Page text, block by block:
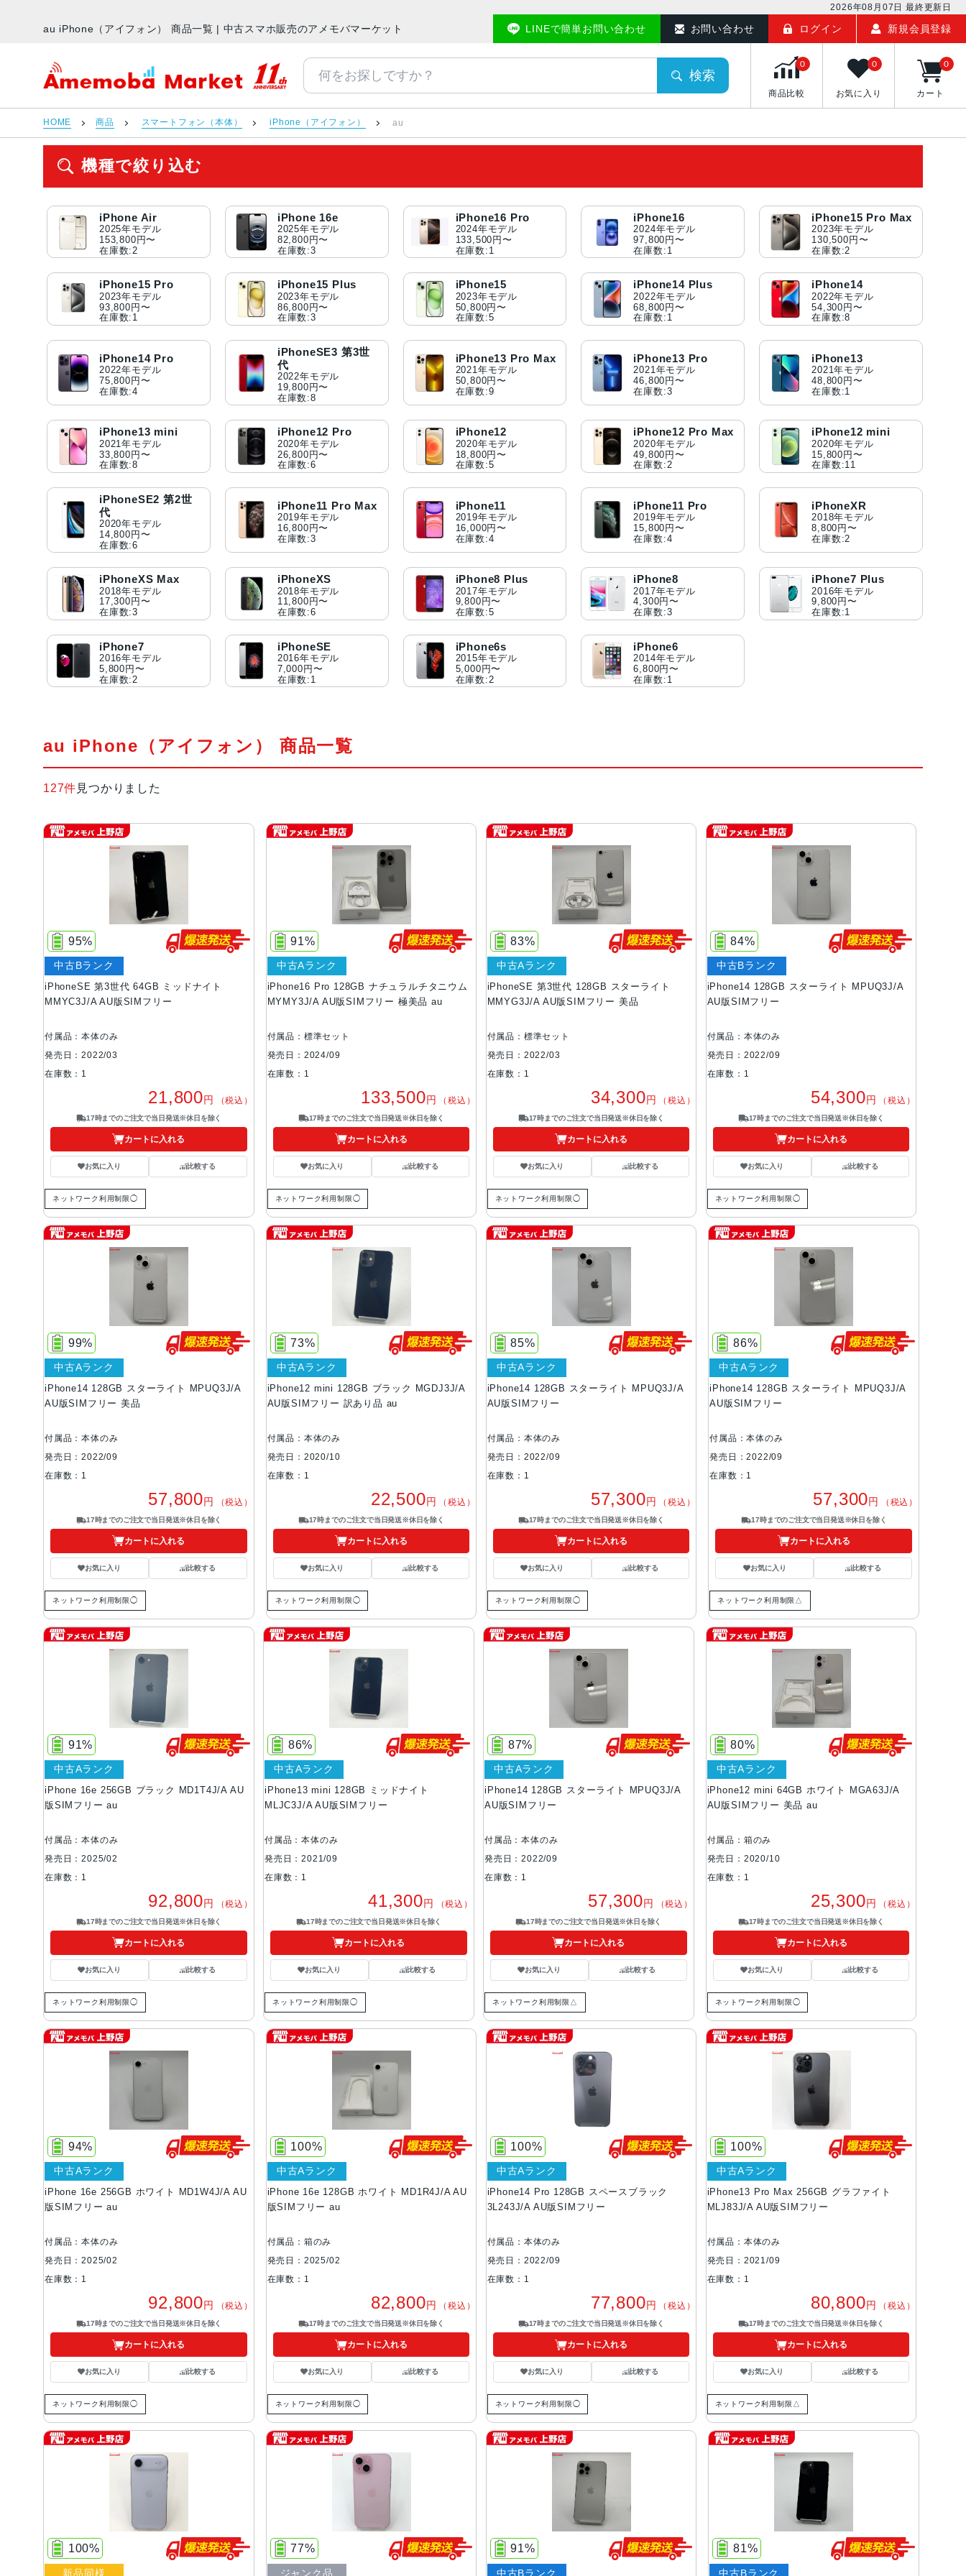
2026年08月07日 最終更新日
au iPhone（アイフォン） 商品一覧 | 中古スマホ販売のアメモバマーケット LINEで簡単お問い合わせ お問い合わせ ログイン 新規会員登録
アメモバマーケット
検索
商品比較
0
お気に入り
0
カート
0
HOME 商品 スマートフォン（本体） iPhone（アイフォン） au
機種で絞り込む
iPhone Air
2025年モデル
153,800円〜
在庫数:2
iPhone 16e
2025年モデル
82,800円〜
在庫数:3
iPhone16 Pro
2024年モデル
133,500円〜
在庫数:1
iPhone16
2024年モデル
97,800円〜
在庫数:1
iPhone15 Pro Max
2023年モデル
130,500円〜
在庫数:2
iPhone15 Pro
2023年モデル
93,800円〜
在庫数:1
iPhone15 Plus
2023年モデル
86,800円〜
在庫数:3
iPhone15
2023年モデル
50,800円〜
在庫数:5
iPhone14 Plus
2022年モデル
68,800円〜
在庫数:1
iPhone14
2022年モデル
54,300円〜
在庫数:8
iPhone14 Pro
2022年モデル
75,800円〜
在庫数:4
iPhoneSE3 第3世
代
2022年モデル
19,800円〜
在庫数:8
iPhone13 Pro Max
2021年モデル
50,800円〜
在庫数:9
iPhone13 Pro
2021年モデル
46,800円〜
在庫数:3
iPhone13
2021年モデル
48,800円〜
在庫数:1
iPhone13 mini
2021年モデル
33,800円〜
在庫数:8
iPhone12 Pro
2020年モデル
26,800円〜
在庫数:6
iPhone12
2020年モデル
18,800円〜
在庫数:5
iPhone12 Pro Max
2020年モデル
49,800円〜
在庫数:2
iPhone12 mini
2020年モデル
15,800円〜
在庫数:11
iPhoneSE2 第2世
代
2020年モデル
14,800円〜
在庫数:6
iPhone11 Pro Max
2019年モデル
16,800円〜
在庫数:3
iPhone11
2019年モデル
16,000円〜
在庫数:4
iPhone11 Pro
2019年モデル
15,800円〜
在庫数:4
iPhoneXR
2018年モデル
8,800円〜
在庫数:2
iPhoneXS Max
2018年モデル
17,300円〜
在庫数:3
iPhoneXS
2018年モデル
11,800円〜
在庫数:6
iPhone8 Plus
2017年モデル
9,800円〜
在庫数:5
iPhone8
2017年モデル
4,300円〜
在庫数:3
iPhone7 Plus
2016年モデル
9,800円〜
在庫数:1
iPhone7
2016年モデル
5,800円〜
在庫数:2
iPhoneSE
2016年モデル
7,000円〜
在庫数:1
iPhone6s
2015年モデル
5,000円〜
在庫数:2
iPhone6
2014年モデル
6,800円〜
在庫数:1
au iPhone（アイフォン） 商品一覧
127件 見つかりました
iPhoneSE 第3世代 64GB ミッドナイト
MMYC3J/A AU版SIMフリー
95%
中古Bランク
付属品：本体のみ
発売日：2022/03
在庫数：1
21,800円 （税込）
17時までのご注文で当日発送※休日を除く
カートに入れる
お気に入り 比較する
ネットワーク利用制限◯
iPhone16 Pro 128GB ナチュラルチタニウム
MYMY3J/A AU版SIMフリー 極美品 au
91%
中古Aランク
付属品：標準セット
発売日：2024/09
在庫数：1
133,500円 （税込）
17時までのご注文で当日発送※休日を除く
カートに入れる
お気に入り 比較する
ネットワーク利用制限◯
iPhoneSE 第3世代 128GB スターライト
MMYG3J/A AU版SIMフリー 美品
83%
中古Aランク
付属品：標準セット
発売日：2022/03
在庫数：1
34,300円 （税込）
17時までのご注文で当日発送※休日を除く
カートに入れる
お気に入り 比較する
ネットワーク利用制限◯
iPhone14 128GB スターライト MPUQ3J/A
AU版SIMフリー
84%
中古Bランク
付属品：本体のみ
発売日：2022/09
在庫数：1
54,300円 （税込）
17時までのご注文で当日発送※休日を除く
カートに入れる
お気に入り 比較する
ネットワーク利用制限◯
iPhone14 128GB スターライト MPUQ3J/A
AU版SIMフリー 美品
99%
中古Aランク
付属品：本体のみ
発売日：2022/09
在庫数：1
57,800円 （税込）
17時までのご注文で当日発送※休日を除く
カートに入れる
お気に入り 比較する
ネットワーク利用制限◯
iPhone12 mini 128GB ブラック MGDJ3J/A
AU版SIMフリー 訳あり品 au
73%
中古Aランク
付属品：本体のみ
発売日：2020/10
在庫数：1
22,500円 （税込）
17時までのご注文で当日発送※休日を除く
カートに入れる
お気に入り 比較する
ネットワーク利用制限◯
iPhone14 128GB スターライト MPUQ3J/A
AU版SIMフリー
85%
中古Aランク
付属品：本体のみ
発売日：2022/09
在庫数：1
57,300円 （税込）
17時までのご注文で当日発送※休日を除く
カートに入れる
お気に入り 比較する
ネットワーク利用制限◯
iPhone14 128GB スターライト MPUQ3J/A
AU版SIMフリー
86%
中古Aランク
付属品：本体のみ
発売日：2022/09
在庫数：1
57,300円 （税込）
17時までのご注文で当日発送※休日を除く
カートに入れる
お気に入り 比較する
ネットワーク利用制限△
iPhone 16e 256GB ブラック MD1T4J/A AU
版SIMフリー au
91%
中古Aランク
付属品：本体のみ
発売日：2025/02
在庫数：1
92,800円 （税込）
17時までのご注文で当日発送※休日を除く
カートに入れる
お気に入り 比較する
ネットワーク利用制限◯
iPhone13 mini 128GB ミッドナイト
MLJC3J/A AU版SIMフリー
86%
中古Aランク
付属品：本体のみ
発売日：2021/09
在庫数：1
41,300円 （税込）
17時までのご注文で当日発送※休日を除く
カートに入れる
お気に入り 比較する
ネットワーク利用制限◯
iPhone14 128GB スターライト MPUQ3J/A
AU版SIMフリー
87%
中古Aランク
付属品：本体のみ
発売日：2022/09
在庫数：1
57,300円 （税込）
17時までのご注文で当日発送※休日を除く
カートに入れる
お気に入り 比較する
ネットワーク利用制限△
iPhone12 mini 64GB ホワイト MGA63J/A
AU版SIMフリー 美品 au
80%
中古Aランク
付属品：箱のみ
発売日：2020/10
在庫数：1
25,300円 （税込）
17時までのご注文で当日発送※休日を除く
カートに入れる
お気に入り 比較する
ネットワーク利用制限◯
iPhone 16e 256GB ホワイト MD1W4J/A AU
版SIMフリー au
94%
中古Aランク
付属品：本体のみ
発売日：2025/02
在庫数：1
92,800円 （税込）
17時までのご注文で当日発送※休日を除く
カートに入れる
お気に入り 比較する
ネットワーク利用制限◯
iPhone 16e 128GB ホワイト MD1R4J/A AU
版SIMフリー au
100%
中古Aランク
付属品：箱のみ
発売日：2025/02
在庫数：1
82,800円 （税込）
17時までのご注文で当日発送※休日を除く
カートに入れる
お気に入り 比較する
ネットワーク利用制限◯
iPhone14 Pro 128GB スペースブラック
3L243J/A AU版SIMフリー
100%
中古Aランク
付属品：本体のみ
発売日：2022/09
在庫数：1
77,800円 （税込）
17時までのご注文で当日発送※休日を除く
カートに入れる
お気に入り 比較する
ネットワーク利用制限◯
iPhone13 Pro Max 256GB グラファイト
MLJ83J/A AU版SIMフリー
100%
中古Aランク
付属品：本体のみ
発売日：2021/09
在庫数：1
80,800円 （税込）
17時までのご注文で当日発送※休日を除く
カートに入れる
お気に入り 比較する
ネットワーク利用制限△
100%
新品同様
77%
ジャンク品
91%
中古Bランク
81%
中古Bランク